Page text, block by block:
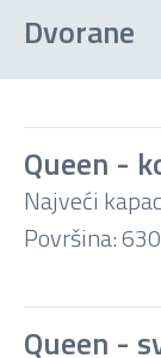
Dvorane
Kino
Queen -
Najveći
Površina:
Queen -